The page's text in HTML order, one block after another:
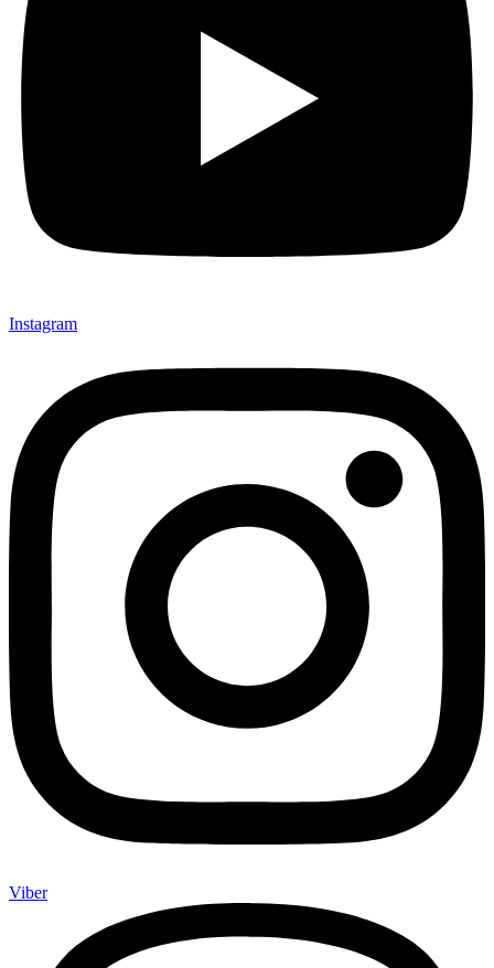
Instagram
Viber